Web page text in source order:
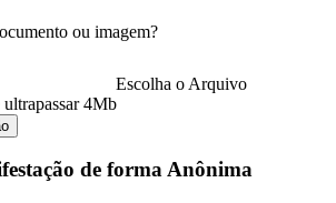
ou imagem?
Escolha o Arquivo
4Mb
de forma Anônima